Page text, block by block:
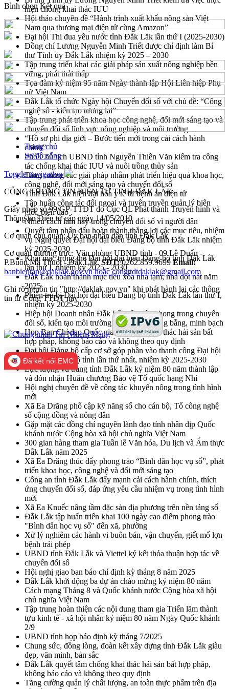
hiện chống khai thác IUU
Hội thảo chuyên đề “Hành trình xuất khẩu nông sản Việt
Nam qua thương mại điện tử cùng Amazon”
Đại hội Thi đua yêu nước tỉnh Đắk Lắk lần thứ I (2025-2030)
Đồng chí Lương Nguyễn Minh Triết được chỉ định làm Bí
thư Tỉnh ủy Đắk Lắk nhiệm kỳ 2025 – 2030
Tập trung triển khai các giải pháp sản xuất nông nghiệp bền
vững, phát thải thấp
Tọa đàm kỷ niệm 95 năm Ngày thành lập Hội Liên hiệp Phụ
nữ Việt Nam
Đắk Lắk tổ chức Ngày hội Chuyển đổi số với chủ đề: “Công
nghệ số - kiến tạo tương lai”
Tập trung phát triển khoa học công nghệ, đổi mới sáng tạo và
chuyển đổi số lĩnh vực nông nghiệp và môi trường
“Hồ sơ phi địa giới – Bước tiến mới trong cải cách hành
chính”
Phó Chủ tịch UBND tỉnh Nguyễn Thiên Văn kiểm tra công
tác chống khai thác IUU và nuôi trồng thủy sản
Tăng cường các giải pháp nhằm phát triển hiệu quả khoa học,
công nghệ, đổi mới sáng tạo và chuyển đổi số
Tỉnh Đắk Lắk hiện đại hóa y tế từ bệnh án điện tử
Tập huấn công tác đối ngoại và tuyên truyền quản lý biên
giới, biển đảo
Nhiều cách làm hay trong chuyển đổi số vì người dân
Quyết tâm phấn đấu hoàn thành thắng lợi các mục tiêu, nhiệm
vụ Nghị quyết Đại hội đại biểu Đảng bộ tỉnh Đắk Lắk nhiệm
kỳ 2025-2030
Khai mạc trọng thể Đại hội đại biểu Đảng bộ tỉnh Đắk Lắk
lần thứ I, nhiệm kỳ 2025 - 2030
Đắk Lắk hoàn thành mục tiêu xóa nhà tạm, nhà dột nát năm
2025
Phiên trù bị Đại hội đại biểu Đảng bộ tỉnh Đắk Lắk lần thứ I,
nhiệm kỳ 2025-2030
Hiệp hội Doanh nhân Đắk Lắk cần tiên phong trong chuyển
đổi số, kiến tạo môi trường kinh doanh công bằng, minh bạch
Họp Ban Chỉ đạo Quốc gia về chống khai thác hải sản bất
hợp pháp, không báo cáo và không theo quy định
Đại hội Đảng bộ cấp cơ sở góp phần vào thanh công Đại hội
đại biểu Đảng bộ tỉnh lần thứ nhất, nhiệm kỳ 2025-2030
Lực lượng vũ trang tỉnh Đắk Lắk kỷ niệm 80 năm thành lập
và đón nhận Huân chương Bảo vệ Tổ quốc hạng Nhì
Hội nghị chuyên đề về công tác khuyến nông trong tình hình
mới
Xã Ea Drăng phổ cập kỹ năng số cho cán bộ, Tổ công nghệ
số cộng đồng và nông dân
Gặp mặt các đồng chí nguyên lãnh đạo tỉnh nhân dịp Quốc
khánh nước Cộng hòa xã hội chủ nghĩa Việt Nam
300 gian hàng tham gia Tuần lễ Văn hóa, Du lịch và Ẩm thực
Đắk Lắk năm 2025
Xã Ea Drăng thúc đẩy phong trào “Bình dân học vụ số”, phát
triển khoa học, công nghệ và đổi mới sáng tạo
Công an tỉnh Đắk Lắk đẩy mạnh cải cách hành chính, thích
ứng chuyển đổi số, đáp ứng yêu cầu nhiệm vụ trong tình hình
mới
Xã Ea Knuếc nâng tầm đặc sản địa phương trên nền tảng số
Đắk Lắk tập huấn triển khai 100 ngày cao điểm phong trào
"Bình dân học vụ số" đến xã, phường
Xử lý nghiêm các hành vi buôn bán, vận chuyển, giết mổ lợn
bệnh trái phép
UBND tỉnh Đắk Lắk và Viettel ký kết thỏa thuận hợp tác về
chuyển đổi số
Hội nghị giao ban báo chí định kỳ tháng 8 năm 2025
Đắk Lắk khởi động ba dự án chào mừng kỷ niệm 80 năm
Cách mạng Tháng 8 và Quốc khánh nước Cộng hòa xã hội
chủ nghĩa Việt Nam
Tập trung hoàn thiện các nội dung tham gia Triển lãm thành
tựu kinh tế - xã hội nhân kỷ niệm 80 năm Ngày Quốc khánh
2/9
UBND tỉnh họp báo định kỳ tháng 7/2025
Chung sức, đồng lòng, đoàn kết xây dựng tỉnh Đắk Lắk giàu
đẹp, văn minh, bản sắc
Đắk Lắk quyết tâm chống khai thác hải sản bất hợp pháp,
không báo cáo và không theo quy định
Tăng cường quản lý chất lượng, an toàn thực phẩm trên địa
Bình chọn Kết quả
Trang chủ
Sơ đồ cổng
Toggle navigation
CỔNG THÔNG TIN ĐIỆN TỬ TỈNH ĐẮK LẮK
Giấy phép số 99/GP-TTĐT do Cục QL Phát thanh Truyền hình và
Thông tin Điện tử cấp ngày 14/05/2010
Cơ quan chủ quản: Ủy ban nhân dân tỉnh Đắk Lắk
Cơ quan thường trực: Văn phòng UBND tỉnh - 09 Lê Duẩn -
P.Buôn Ma Thuột - Đắk Lắk.SĐT:0262.859.9699 Email:
banbientap@daklak.gov.vn hoặc congttdtdaklak@gmail.com
Ghi rõ nguồn tin "http://daklak.gov.vn" khi phát hành lại các thông
tin từ Cổng TTĐT này
Đã kết nối EMC